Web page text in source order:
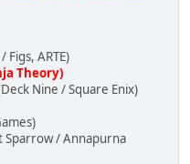
ARTE)
Theory)
Nine / Square Enix)
Sparrow / Annapurna